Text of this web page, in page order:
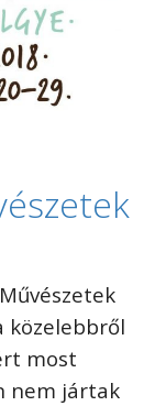
közelebbről
most
nem jártak